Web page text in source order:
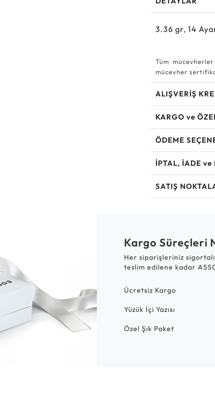
3.36gr,14
Tüm
mücevher
ALIŞVERİŞ
KARGO ve
ÖDEME
İPTAL, İADE ve
SATIŞ
Kargo Süreçleri
Her siparişleriniz
teslim edilene kadar
Ücretsiz Kargo
Yüzük İçi Yazısı
Özel Şık Paket